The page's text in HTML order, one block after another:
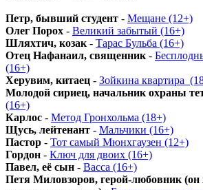
Петр, бывший студент - Мещане (12+)
Олег Порох - Великий забытый (16+)
Шляхтич, козак - Тарас Бульба (16+)
Отец Нафанаил, священник -
(16+)
Херувим, китаец - Зойкина
Молодой сириец, начальник охраны
(16+)
Карлос - Метод Гронхольма (18+)
Щусь, лейтенант - Мальчики (16+)
Пастор - Тот самый Мюнхгаузен (12+)
Гордон - Ключ для двоих (16+)
Павел, её сын - Васса (16+)
Петя Миловзоров, герой-любовник